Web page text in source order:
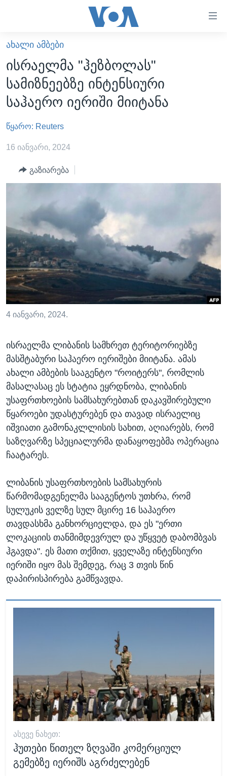
ხელმისაწვდომობისთვის
გადადით
მთავარზე
გადადით
მთავარ
ნავიგაციაზე
გადადით
ძიებაზე
ᲐᲮᲐᲚᲘ ᲐᲛᲑᲔᲑᲘ
ᲡᲐᲥᲐᲠᲗᲕᲔᲚᲝ
ᲐᲨᲨ
ᲐᲨᲨ-ᲘᲡ ᲐᲠᲩᲔᲕᲜᲔᲑᲘ 2024
ᲛᲡᲝᲤᲚᲘᲝ
ᲕᲘᲓᲔᲝᲔᲑᲘ
ᲒᲐᲓᲐᲪᲔᲛᲔᲑᲘ
ᲮᲔᲓᲕᲐ ᲕᲐᲨᲘᲜᲒᲢᲝᲜᲘᲓᲐᲜ
ᲡᲢᲣᲓᲘᲐ ᲕᲐᲨᲘᲜᲒᲢᲝᲜᲘ
ᲞᲝᲚᲘᲢᲘᲙᲐ
ᲔᲙᲝᲜᲝᲛᲘᲙᲐ
ᲯᲐᲜᲛᲠᲗᲔᲚᲝᲑᲐ
ᲛᲔᲪᲜᲘᲔᲠᲔᲑᲐ
ᲘᲜᲢᲔᲠᲕᲘᲣ
ᲙᲣᲚᲢᲣᲠᲐ
ᲓᲔᲖᲘᲜᲤᲝᲠᲛᲐᲪᲘᲐ
ᲠᲣᲡᲔᲗᲘᲡ ᲨᲔᲭᲠᲐ ᲣᲙᲠᲐᲘᲜᲐᲨᲘ
Learning English
ᲗᲕᲐᲚᲘ ᲒᲕᲐᲓᲔᲕᲜᲔᲗ
ენები
ᲐᲮᲐᲚᲘ ᲐᲛᲑᲔᲑᲘ
ისრაელმა "ჰეზბოლას"
სამიზნეებზე ინტენსიური
საჰაერო იერიში მიიტანა
წყარო: Reuters
16 იანვარი, 2024
გაზიარება
4 იანვარი, 2024.
ისრაელმა ლიბანის სამხრეთ ტერიტორიებზე
მასშტაბური საჰაერო იერიშები მიიტანა. ამას
ახალი ამბების სააგენტო "როიტერს", რომლის
მასალასაც ეს სტატია ეყრდნობა, ლიბანის
უსაფრთხოების სამსახურებთან დაკავშირებული
წყაროები უდასტურებენ და თავად ისრაელიც
იშვიათი გამონაკლლისის სახით, აღიარებს, რომ
საზღვარზე სპეციალურმა დანაყოფებმა ოპერაცია
ჩაატარეს.
ლიბანის უსაფრთხოების სამსახურის
წარმომადგენელმა სააგენტოს უთხრა, რომ
სულუკის ველზე სულ მცირე 16 საჰაერო
თავდასხმა განხორციელდა, და ეს "ერთი
ლოკაციის თანმიმდევრულ და უწყვეტ დაბომბვას
ჰგავდა". ეს მათი თქმით, ყველაზე ინტენსიური
იერიში იყო მას შემდეგ, რაც 3 თვის წინ
დაპირისპირება გამწვავდა.
ᲐᲡᲔᲕᲔ ᲜᲐᲮᲔᲗ:
ჰუთები წითელ ზღვაში კომერციულ
გემებზე იერიშს აგრძელებენ